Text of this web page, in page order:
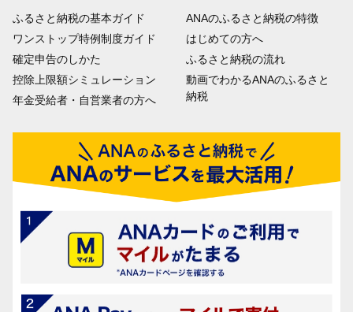
ふるさと納税の基本ガイド
ワンストップ特例制度ガイド
確定申告のしかた
控除上限額シミュレーション
年金受給者・自営業者の方へ
ANAのふるさと納税の特徴
はじめての方へ
ふるさと納税の流れ
動画でわかるANAのふるさと
納税